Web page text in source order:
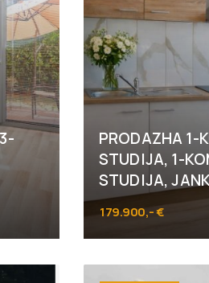
PRODAZHA 1-
STUDIJA, 1-
STUDIJA,
179.900,- €